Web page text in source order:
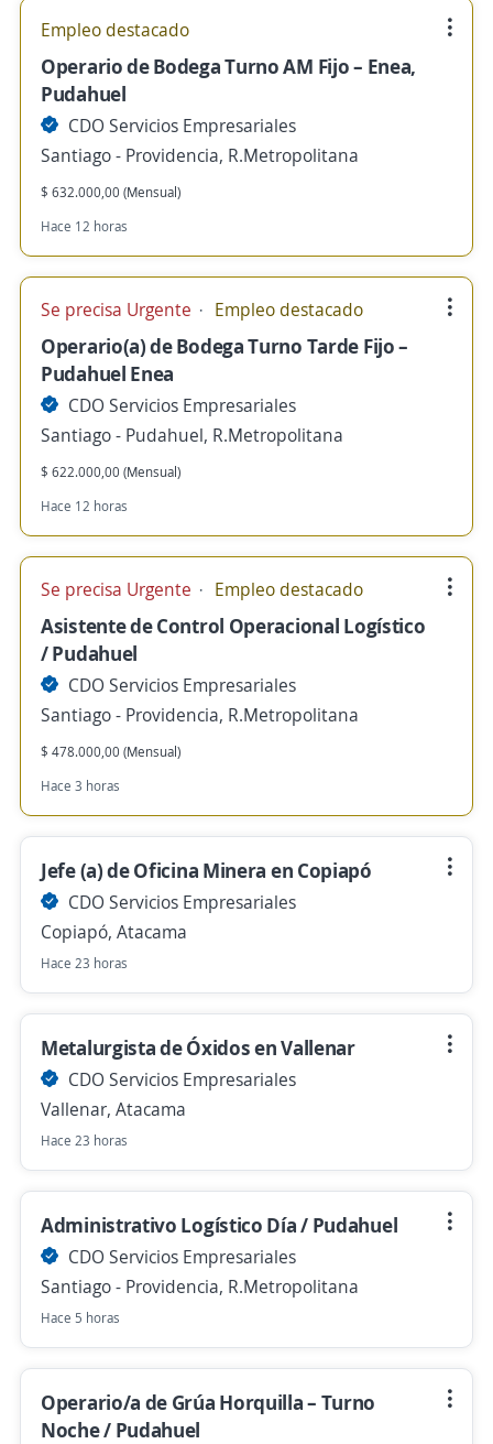
Empleo destacado
Operario de Bodega Turno AM Fijo – Enea,
Pudahuel
CDO Servicios Empresariales
Santiago - Providencia, R.Metropolitana
$ 632.000,00 (Mensual)
Hace 12 horas
Se precisa Urgente Empleo destacado
Operario(a) de Bodega Turno Tarde Fijo –
Pudahuel Enea
CDO Servicios Empresariales
Santiago - Pudahuel, R.Metropolitana
$ 622.000,00 (Mensual)
Hace 12 horas
Se precisa Urgente Empleo destacado
Asistente de Control Operacional Logístico
/ Pudahuel
CDO Servicios Empresariales
Santiago - Providencia, R.Metropolitana
$ 478.000,00 (Mensual)
Hace 3 horas
Jefe (a) de Oficina Minera en Copiapó
CDO Servicios Empresariales
Copiapó, Atacama
Hace 23 horas
Metalurgista de Óxidos en Vallenar
CDO Servicios Empresariales
Vallenar, Atacama
Hace 23 horas
Administrativo Logístico Día / Pudahuel
CDO Servicios Empresariales
Santiago - Providencia, R.Metropolitana
Hace 5 horas
Operario/a de Grúa Horquilla – Turno
Noche / Pudahuel